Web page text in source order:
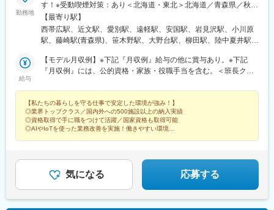
勤務地
す！※受動喫煙対策：あり＜北海道・東北＞北海道／青森県／秋田
県／岩手県／山形県／福島県＜関東＞東京都／神奈川県／千葉県
／群馬県／埼玉県／栃木県／山梨県＜東海＞愛知県／静岡県／三
重県／岐阜県＜北信越＞新潟県／長野県／石川県／福井県＜関西
口県／香川県／愛媛県／高知県／徳島県＜九州・沖縄＞佐賀県／
沖縄県
【最寄り駅】
西帯広駅、近文駅、愛別駅、遠軽駅、安国駅、岩見沢駅、小川原
駅、藤崎駅(青森県)、笹木野駅、大野台駅、柳田駅、陸中夏井駅、
駅、新座駅、狭山ケ丘駅、北戸田駅、上総三又駅、南酒々井駅、
柏たなか駅、初石駅、小室駅、東京ディズニーシー・ステーショ
駅、寿駅、米津駅、野田新町駅、羽黒駅(愛知県)、山崎駅(愛知
県)、形原駅、尾張森岡駅、アスモ前駅、修善寺駅、三島駅、久居
駅、穴太駅(三重県)、明野駅、高山駅、松森駅、蘇原駅、猿和田
駅、時又駅、広丘駅、御代田駅、稲尾駅、三好町駅、鳥羽中駅、
梁駅、宇部新川駅、伊予三島駅、内子駅、鎌田駅、若井駅、南小
松島駅、宇多津駅、佐賀駅、てだこ浦西駅、渋谷駅、恵比寿駅
給与
【モデル月収例】※下記『月収例』給与の他に賞与あり。※下記
『月収例』には、公的資格・家族・役職手当を含む。＜班長クラ
齢30代後半／資格（2級ボイラー技士、第2種電気工事士）保有／
配偶者、お子様（2名）扶養の場合＜所長クラス＞月収例：
617,200円＋通勤手当、深夜業手当、残業代等⇒年齢40代後半／
資格（2級ボイラー技士、第2種電気工事士）保有／配偶者、お子
【私たちの暮らしを守る仕事で安定した環境が強み！】
◎業界トップクラス／国内外への500施設以上の納入実績
◎資格取得で手に職をつけて活躍／国家資格も取得可能
◎AIやIoTを使った業務改善を実施！働きやすい環境
気になる 応募する